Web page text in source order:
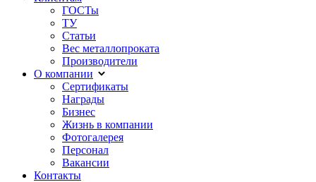
ГОСТы
ТУ
Статьи
Вес металлопроката
Производители
О компании
Сертификаты
Награды
Бизнес
Жизнь в компании
Фотогалерея
Персонал
Вакансии
Контакты